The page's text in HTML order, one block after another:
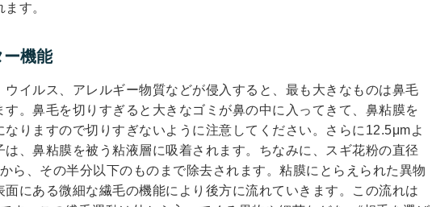
す。
機能
ウイルス、アレルギー物質などが侵入すると、最も大きなものは鼻毛
す。鼻毛を切りすぎると大きなゴミが鼻の中に入ってきて、鼻粘膜を
なりますので切りすぎないように注意してください。さらに12.5μmよ
は、鼻粘膜を被う粘液層に吸着されます。ちなみに、スギ花粉の直径
ら、その半分以下のものまで除去されます。粘膜にとらえられた異物
面にある微細な繊毛の機能により後方に流れていきます。この流れは